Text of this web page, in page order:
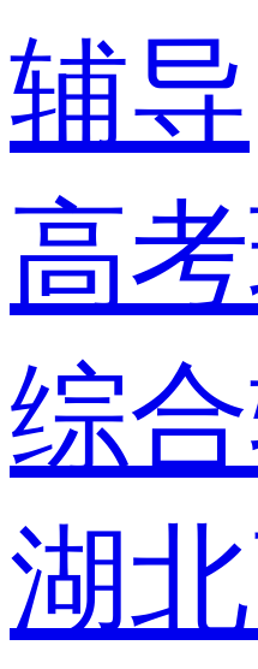
辅导
高
综
湖